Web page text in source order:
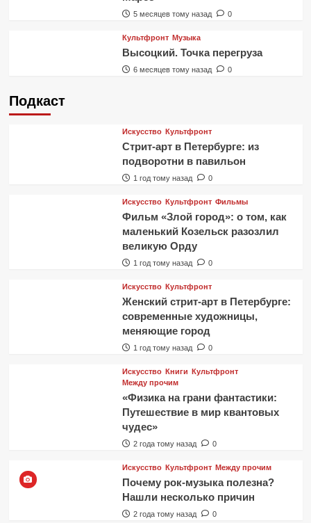
5 месяцев тому назад 0
Культфронт Музыка
Высоцкий. Точка перегруза
6 месяцев тому назад 0
Подкаст
Искусство Культфронт
Стрит-арт в Петербурге: из
подворотни в павильон
1 год тому назад 0
Искусство Культфронт Фильмы
Фильм «Злой город»: о том, как
маленький Козельск разозлил
великую Орду
1 год тому назад 0
Искусство Культфронт
Женский стрит-арт в Петербурге:
современные художницы,
меняющие город
1 год тому назад 0
Искусство Книги Культфронт
Между прочим
«Физика на грани фантастики:
Путешествие в мир квантовых
чудес»
2 года тому назад 0
Искусство Культфронт Между прочим
Почему рок-музыка полезна?
Нашли несколько причин
2 года тому назад 0